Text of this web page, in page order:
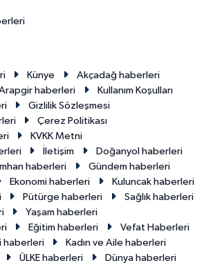
Künye
Akçadağ haberleri
haberleri
Kullanım Koşulları
Gizlilik Sözleşmesi
Çerez Politikası
KVKK Metni
İletişim
Doğanyol haberleri
haberleri
Gündem haberleri
Ekonomi haberleri
Kuluncak haberleri
Pütürge haberleri
Sağlık haberleri
Yaşam haberleri
Eğitim haberleri
Vefat Haberleri
haberleri
Kadın ve Aile haberleri
ÜLKE haberleri Dünya haberleri